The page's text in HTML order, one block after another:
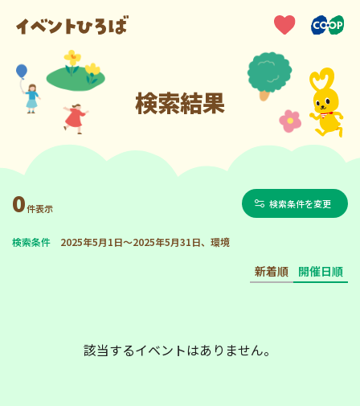
検索結果
0件表示 検索条件を変更
検索条件 2025年5月1日～2025年5月31日、環境
新着順 開催日順
該当するイベントはありません。